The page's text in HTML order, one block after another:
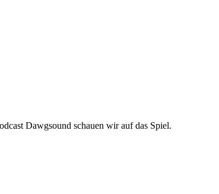
Dawgsound schauen wir auf das Spiel.